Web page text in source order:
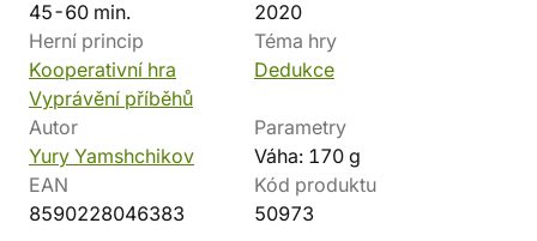
45-60 min.
2020
Herní princip
Kooperativní hra
Vyprávění příběhů
Téma hry
Dedukce
Autor
Yury Yamshchikov
Parametry
Váha: 170 g
EAN
8590228046383
Kód produktu
50973